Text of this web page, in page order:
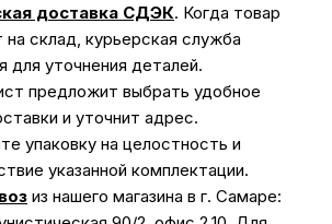
доставка СДЭК. Когда товар
на склад, курьерская служба
для уточнения деталей.
предложит выбрать удобное
и уточнит адрес.
упаковку на целостность и
указанной комплектации.
из нашего магазина в г. Самаре: